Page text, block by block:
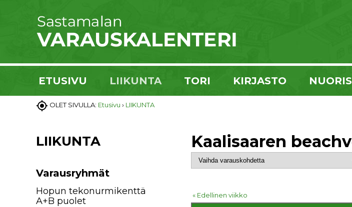
ETUSIVU LIIKUNTA TORI KIRJASTO
 OLET SIVULLA: Etusivu › LIIKUNTA
LIIKUNTA
Varausryhmät
Hopun tekonurmikenttä
A+B puolet
Kaalisaaren
« Edellinen viikko